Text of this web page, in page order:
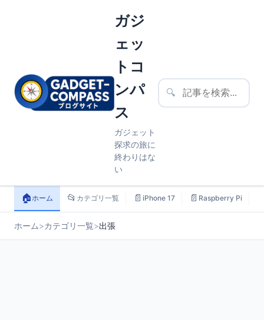
ガジ
ェッ
トコ
ンパ
ス
ガジェット
探求の旅に
終わりはな
い
🔍
🏠ホーム 📂 カテゴリ一覧 📄 iPhone 17 📄 Raspberry Pi
ホーム>カテゴリ一覧>出張